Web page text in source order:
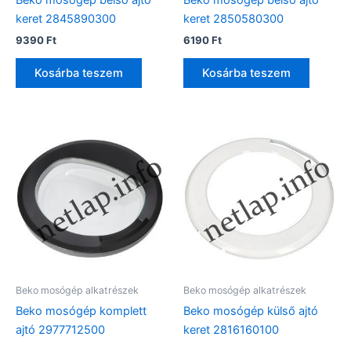
keret 2845890300
9390Ft
Kosárba teszem
keret 2850580300
6190Ft
Kosárba teszem
Beko mosógép alkatrészek
Beko mosógép komplett
ajtó 2977712500
Beko mosógép alkatrészek
Beko mosógép külső ajtó
keret 2816160100